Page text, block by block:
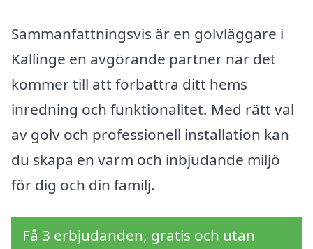
Sammanfattningsvis är en golvläggare i
Kallinge en avgörande partner när det
kommer till att förbättra ditt hems
inredning och funktionalitet. Med rätt val
av golv och professionell installation kan
du skapa en varm och inbjudande miljö
för dig och din familj.
Få 3 erbjudanden, gratis och utan